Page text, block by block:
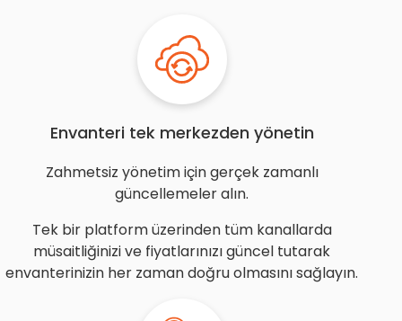
Envanteri tek merkezden yönetin
Zahmetsiz yönetim için gerçek zamanlı
güncellemeler alın.
Tek bir platform üzerinden tüm kanallarda
müsaitliğinizi ve fiyatlarınızı güncel tutarak
envanterinizin her zaman doğru olmasını sağlayın.